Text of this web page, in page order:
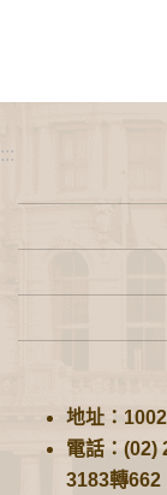
:::
地址：
電話：(02)
3183轉662